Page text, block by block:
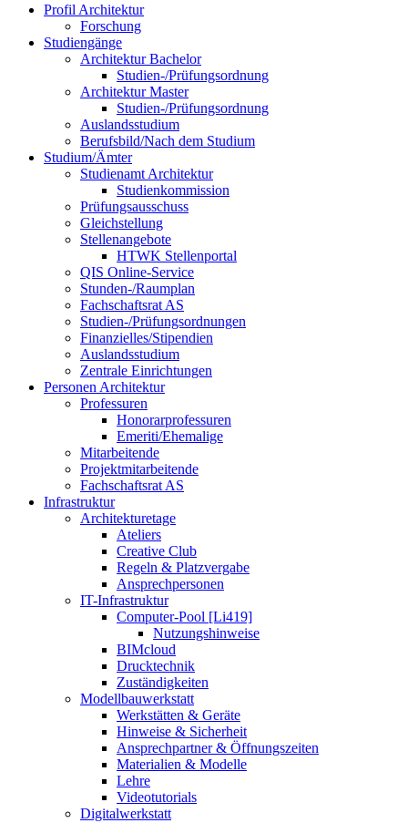
Profil Architektur
Forschung
Studiengänge
Architektur Bachelor
Studien-/Prüfungsordnung
Architektur Master
Studien-/Prüfungsordnung
Auslandsstudium
Berufsbild/Nach dem Studium
Studium/Ämter
Studienamt Architektur
Studienkommission
Prüfungsausschuss
Gleichstellung
Stellenangebote
HTWK Stellenportal
QIS Online-Service
Stunden-/Raumplan
Fachschaftsrat AS
Studien-/Prüfungsordnungen
Finanzielles/Stipendien
Auslandsstudium
Zentrale Einrichtungen
Personen Architektur
Professuren
Honorarprofessuren
Emeriti/Ehemalige
Mitarbeitende
Projektmitarbeitende
Fachschaftsrat AS
Infrastruktur
Architekturetage
Ateliers
Creative Club
Regeln & Platzvergabe
Ansprechpersonen
IT-Infrastruktur
Computer-Pool [Li419]
Nutzungshinweise
BIMcloud
Drucktechnik
Zuständigkeiten
Modellbauwerkstatt
Werkstätten & Geräte
Hinweise & Sicherheit
Ansprechpartner & Öffnungszeiten
Materialien & Modelle
Lehre
Videotutorials
Digitalwerkstatt